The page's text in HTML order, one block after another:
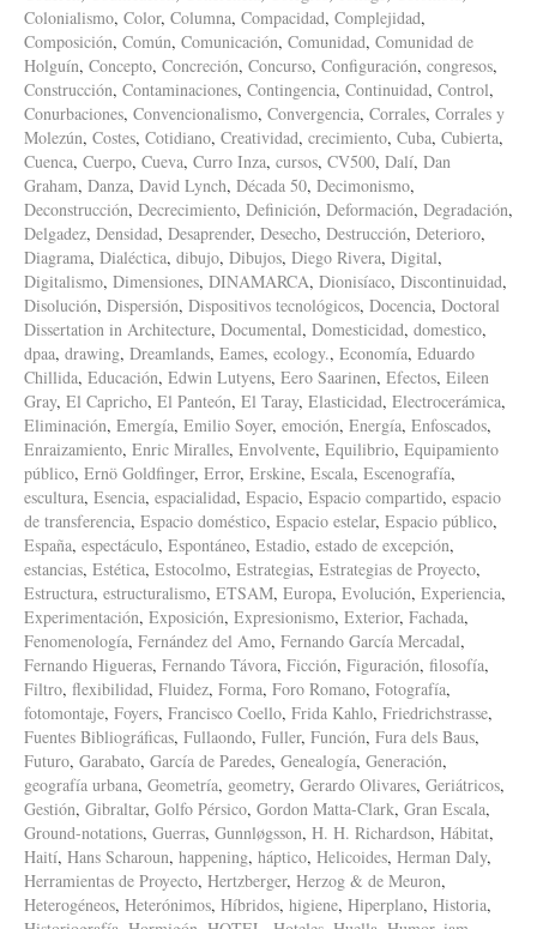
Colonialismo, Color, Columna, Compacidad, Complejidad,
Composición, Común, Comunicación, Comunidad, Comunidad de
Holguín, Concepto, Concreción, Concurso, Configuración, congresos,
Construcción, Contaminaciones, Contingencia, Continuidad, Control,
Conurbaciones, Convencionalismo, Convergencia, Corrales, Corrales y
Molezún, Costes, Cotidiano, Creatividad, crecimiento, Cuba, Cubierta,
Cuenca, Cuerpo, Cueva, Curro Inza, cursos, CV500, Dalí, Dan
Graham, Danza, David Lynch, Década 50, Decimonismo,
Deconstrucción, Decrecimiento, Definición, Deformación, Degradación,
Delgadez, Densidad, Desaprender, Desecho, Destrucción, Deterioro,
Diagrama, Dialéctica, dibujo, Dibujos, Diego Rivera, Digital,
Digitalismo, Dimensiones, DINAMARCA, Dionisíaco, Discontinuidad,
Disolución, Dispersión, Dispositivos tecnológicos, Docencia, Doctoral
Dissertation in Architecture, Documental, Domesticidad, domestico,
dpaa, drawing, Dreamlands, Eames, ecology., Economía, Eduardo
Chillida, Educación, Edwin Lutyens, Eero Saarinen, Efectos, Eileen
Gray, El Capricho, El Panteón, El Taray, Elasticidad, Electrocerámica,
Eliminación, Emergía, Emilio Soyer, emoción, Energía, Enfoscados,
Enraizamiento, Enric Miralles, Envolvente, Equilibrio, Equipamiento
público, Ernö Goldfinger, Error, Erskine, Escala, Escenografía,
escultura, Esencia, espacialidad, Espacio, Espacio compartido, espacio
de transferencia, Espacio doméstico, Espacio estelar, Espacio público,
España, espectáculo, Espontáneo, Estadio, estado de excepción,
estancias, Estética, Estocolmo, Estrategias, Estrategias de Proyecto,
Estructura, estructuralismo, ETSAM, Europa, Evolución, Experiencia,
Experimentación, Exposición, Expresionismo, Exterior, Fachada,
Fenomenología, Fernández del Amo, Fernando García Mercadal,
Fernando Higueras, Fernando Távora, Ficción, Figuración, filosofía,
Filtro, flexibilidad, Fluidez, Forma, Foro Romano, Fotografía,
fotomontaje, Foyers, Francisco Coello, Frida Kahlo, Friedrichstrasse,
Fuentes Bibliográficas, Fullaondo, Fuller, Función, Fura dels Baus,
Futuro, Garabato, García de Paredes, Genealogía, Generación,
geografía urbana, Geometría, geometry, Gerardo Olivares, Geriátricos,
Gestión, Gibraltar, Golfo Pérsico, Gordon Matta-Clark, Gran Escala,
Ground-notations, Guerras, Gunnløgsson, H. H. Richardson, Hábitat,
Haití, Hans Scharoun, happening, háptico, Helicoides, Herman Daly,
Herramientas de Proyecto, Hertzberger, Herzog & de Meuron,
Heterogéneos, Heterónimos, Híbridos, higiene, Hiperplano, Historia,